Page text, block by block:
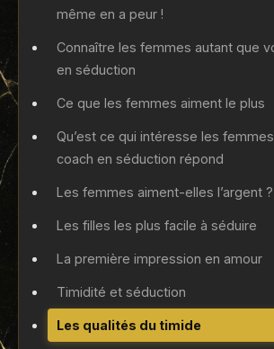
même en a peur !
Connaître les femmes autant que
en séduction
Ce que les femmes aiment le plus
Qu’est ce qui intéresse les
coach en séduction répond
Les femmes aiment-elles l’argent ?
Les filles les plus facile à séduire
La première impression en amour
Timidité et séduction
Les qualités du timide